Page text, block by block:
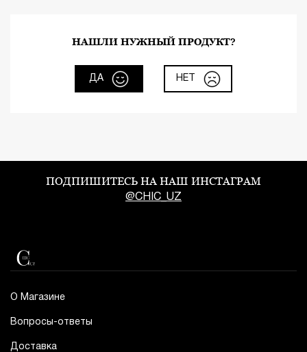
НАШЛИ НУЖНЫЙ ПРОДУКТ?
ДА НЕТ
ПОДПИШИТЕСЬ НА НАШ ИНСТАГРАМ
@CHIC_UZ
О Магазине
Вопросы-ответы
Доставка